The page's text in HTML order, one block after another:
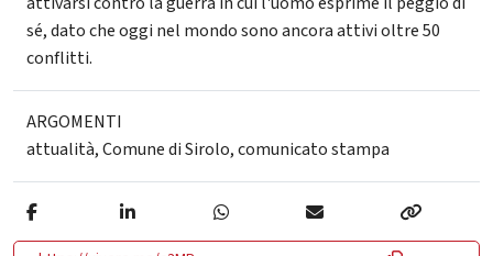
sé, dato che oggi nel mondo sono ancora attivi oltre 50
conflitti.
ARGOMENTI
attualità,Comune di Sirolo,comunicato stampa